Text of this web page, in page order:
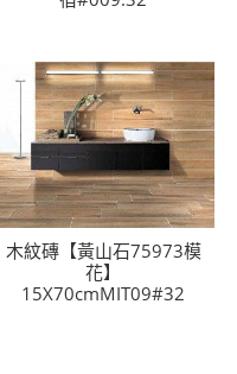
木紋磚【黃山石75973模
花】
15X70cmMIT09#32